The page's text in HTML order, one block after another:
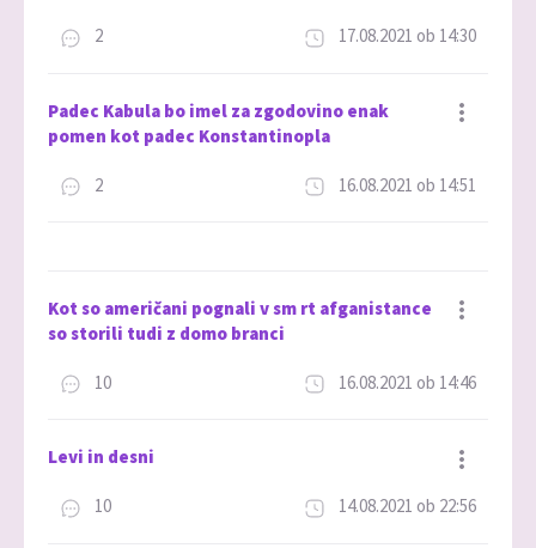
2 17.08.2021 ob 14:30
Padec Kabula bo imel za zgodovino enak
pomen kot padec Konstantinopla
2 16.08.2021 ob 14:51
Dodaj med priljubljene
Kot so američani pognali v sm rt afganistance
so storili tudi z domo branci
10 16.08.2021 ob 14:46
Dodaj med priljubljene
Levi in desni
10 14.08.2021 ob 22:56